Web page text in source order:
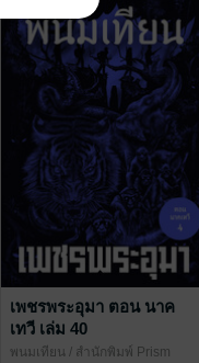
เพชรพระอุมา ตอน นาค
เทวี เล่ม 40
พนมเทียน / สำนักพิมพ์ Prism